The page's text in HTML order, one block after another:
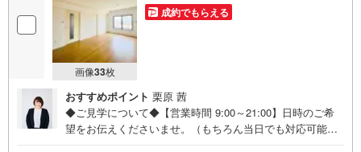
画像33枚
成約でもらえる
おすすめポイント 栗原 茜
◆ご見学について◆【営業時間 9:00～21:00】日時のご希
望をお伝えくださいませ。（もちろん当日でも対応可能で